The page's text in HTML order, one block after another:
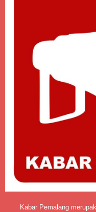
Kabar Pemalang